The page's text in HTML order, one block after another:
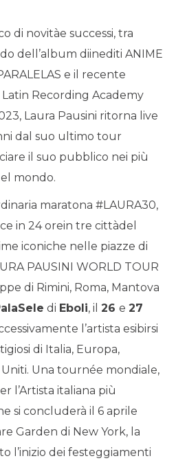
di novitàe successi, tra
dell’album diinediti ANIME
e il recente
Recording Academy
Laura Pausini ritorna live
dal suo ultimo tour
il suo pubblico nei più
mondo.
maratona #LAURA30,
in 24 orein tre cittàdel
iconiche nelle piazze di
PAUSINI WORLD TOUR
di Rimini, Roma, Mantova
di Eboli, il 26 e 27
l’artista esibirsi
di Italia, Europa,
Una tournée mondiale,
l’Artista italiana più
si concluderà il 6 aprile
Garden di New York, la
l’inizio dei festeggiamenti